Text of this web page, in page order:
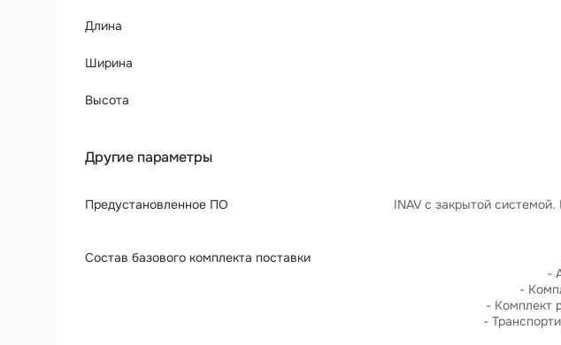
Длина
Ширина
Высота
Другие параметры
Предустановленное ПО
INAV с закрытой
Состав базового комплекта поставки
-
-
- Комплект
-